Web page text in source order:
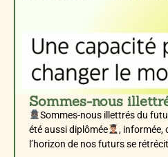
Sommes-nous
Sommes-nous illettrés du
été aussi diplômée
, informée,
l’horizon de nos futurs se